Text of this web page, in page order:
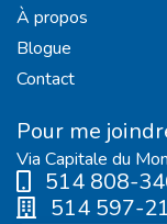
À propos
Blogue
Contact
Pour me
Via Capitale du
514 808-
514 597-